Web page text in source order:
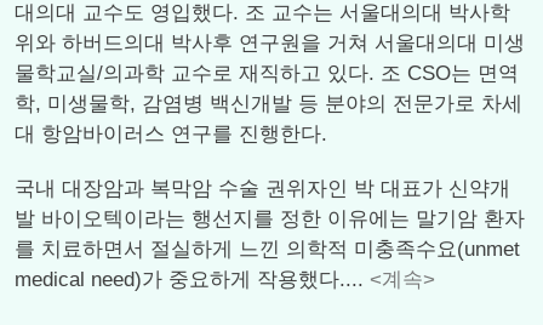
대의대 교수도 영입했다. 조 교수는 서울대의대 박사학
위와 하버드의대 박사후 연구원을 거쳐 서울대의대 미생
물학교실/의과학 교수로 재직하고 있다. 조 CSO는 면역
학, 미생물학, 감염병 백신개발 등 분야의 전문가로 차세
대 항암바이러스 연구를 진행한다.
국내 대장암과 복막암 수술 권위자인 박 대표가 신약개
발 바이오텍이라는 행선지를 정한 이유에는 말기암 환자
를 치료하면서 절실하게 느낀 의학적 미충족수요(unmet
medical need)가 중요하게 작용했다.... <계속>